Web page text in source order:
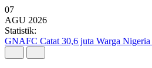
07
AGU 2026
Statistik:
GNAFC Catat 30,6 juta Warga